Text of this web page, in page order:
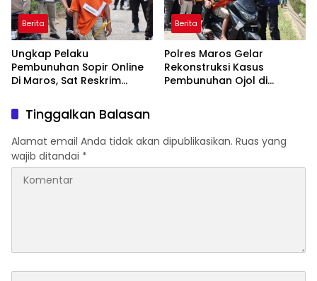
Berita
Ungkap Pelaku
Pembunuhan Sopir Online
Di Maros, Sat Reskrim
Rekonstruksi Perkara
Peragakan 24 Adegan
Berita
Polres Maros Gelar
Rekonstruksi Kasus
Pembunuhan Ojol di
Tinggalkan Balasan
Alamat email Anda tidak akan dipublikasikan. Ruas yang
wajib ditandai *